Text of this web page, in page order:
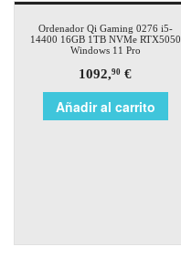
Ordenador Qi Gaming 0276 i5-
14400 16GB 1TB NVMe RTX5050
Windows 11 Pro
1092,90 €
Añadir al carrito